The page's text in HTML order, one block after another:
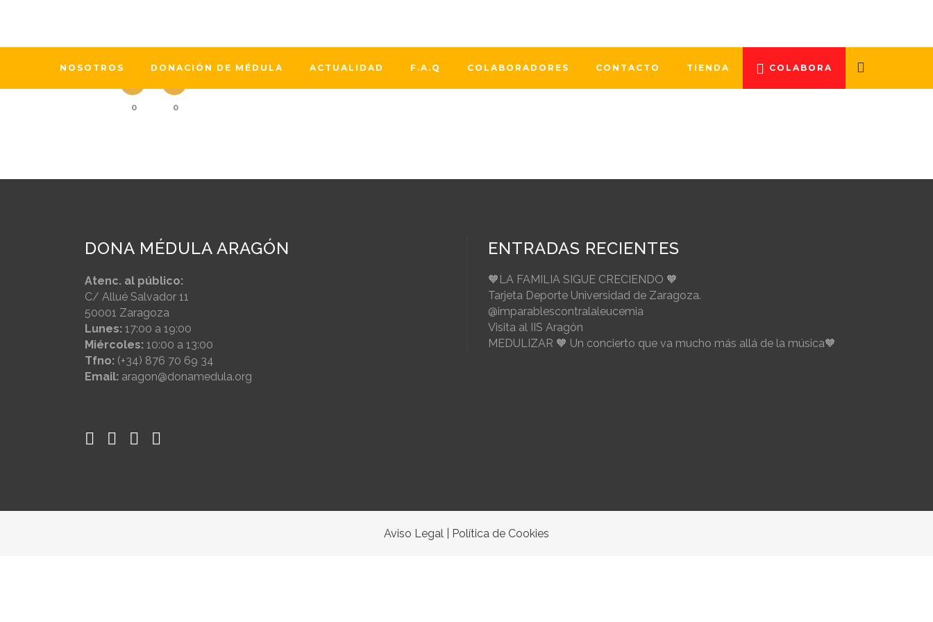
NOSOTROS DONACIÓN DE MÉDULA ACTUALIDAD F.A.Q COLABORADORES CONTACTO TIENDA COLABORA
0 0
DONA MÉDULA ARAGÓN
Atenc. al público:
C/ Allué Salvador 11
50001 Zaragoza
Lunes: 17:00 a 19:00
Miércoles: 10:00 a 13:00
Tfno: (+34) 876 70 69 34
Email: aragon@donamedula.org
ENTRADAS RECIENTES
🧡LA FAMILIA SIGUE CRECIENDO 🧡
Tarjeta Deporte Universidad de Zaragoza.
@imparablescontralaleucemia
Visita al IIS Aragón
MEDULIZAR 🧡 Un concierto que va mucho más allá de la música🧡
Aviso Legal Política de Cookies